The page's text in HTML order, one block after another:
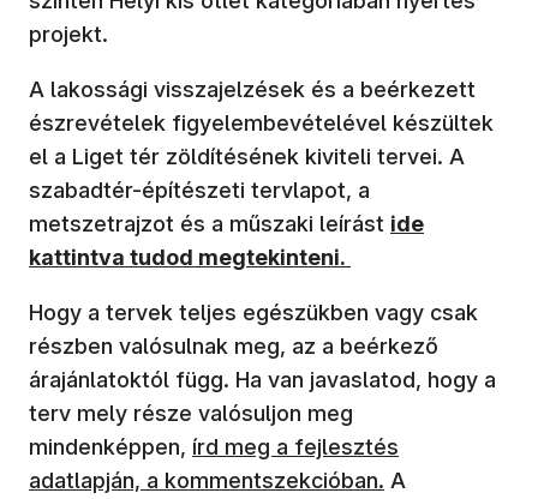
projekt.
A lakossági visszajelzések és a beérkezett
észrevételek figyelembevételével készültek
el a Liget tér zöldítésének kiviteli tervei. A
szabadtér-építészeti tervlapot, a
metszetrajzot és a műszaki leírást (új ablakban
ide
kattintva tudod megtekinteni.
Hogy a tervek teljes egészükben vagy csak
részben valósulnak meg, az a beérkező
árajánlatoktól függ. Ha van javaslatod, hogy a
terv mely része valósuljon meg
mindenképpen, (új ablakban nyílik meg)
írd meg a fejlesztés
adatlapján, a kommentszekcióban. A